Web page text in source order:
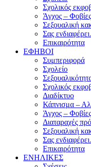
Σχολικός
Άγχος –
Σεξουαλική
Σας
Επικαιρότητα
ΕΦΗΒΟΙ
Συμπεριφορά
Σχολείο
Σχολικός
Διαδίκτυο
Κάπνισμα –
Άγχος –
Διαταραχές
Σεξουαλική
Σας
Επικαιρότητα
ΕΝΗΛΙΚΕΣ